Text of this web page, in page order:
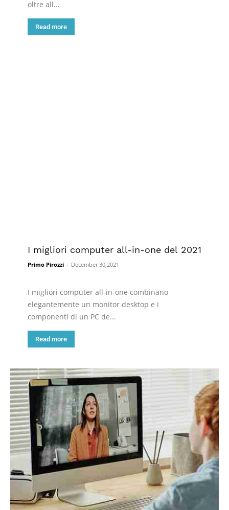
oltre all...
Read more
I migliori computer all-in-one del 2021
Primo Pirozzi - December 30,2021
I migliori computer all-in-one combinano
elegantemente un monitor desktop e i
componenti di un PC de...
Read more